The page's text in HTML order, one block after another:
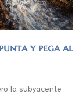
y pega al
la subyacente